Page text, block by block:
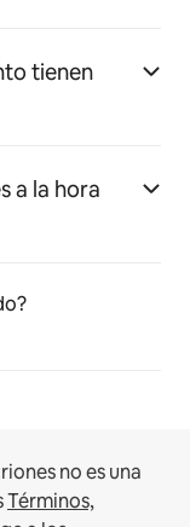
tienen
a la hora
no es una
Términos,